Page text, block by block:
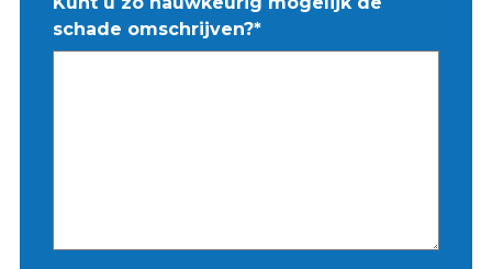
schade omschrijven?*